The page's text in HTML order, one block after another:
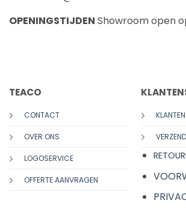
OPENINGSTIJDEN Showroom open
TEACO
CONTACT
OVER ONS
LOGOSERVICE
OFFERTE AANVRAGEN